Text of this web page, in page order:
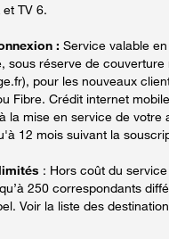
TV 6.
: Service valable
sous réserve de couverture
pour les nouveaux
Fibre. Crédit internet
la mise en service de votre
12 mois suivant la
: Hors coût du
250 correspondants
Voir la liste des